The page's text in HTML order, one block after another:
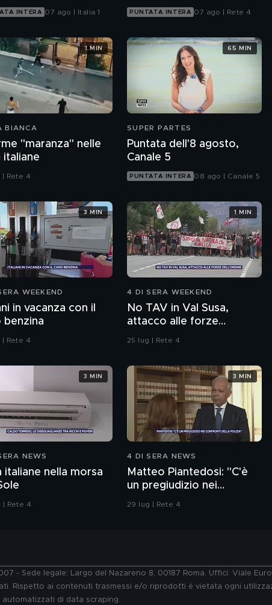
INTERA 07 ago | Italia 1 PUNTATA INTERA 07 ago | Rete 4
BIANCA
"maranza" nelle
italiane
| Rete 4
1 MIN
SUPER PARTES
Puntata dell'8 agosto,
Canale 5
PUNTATA INTERA 08 ago | Canale 5
65 MIN
WEEKEND
in vacanza con il
benzina
| Rete 4
3 MIN
4 DI SERA WEEKEND
No TAV in Val Susa,
attacco alle forze
dell'ordine
25 lug | Rete 4
1 MIN
NEWS
italiane nella morsa
| Rete 4
3 MIN
4 DI SERA NEWS
Matteo Piantedosi: "C'è
un pregiudizio nei
confronti della polizia"
29 lug | Rete 4
3 MIN
- Sede legale: Largo del Nazareno 8, 00187 Roma. Uffici: Viale
Rispetto ai contenuti trasmessi e/o riprodotti è vietata ogni
di data scraping.